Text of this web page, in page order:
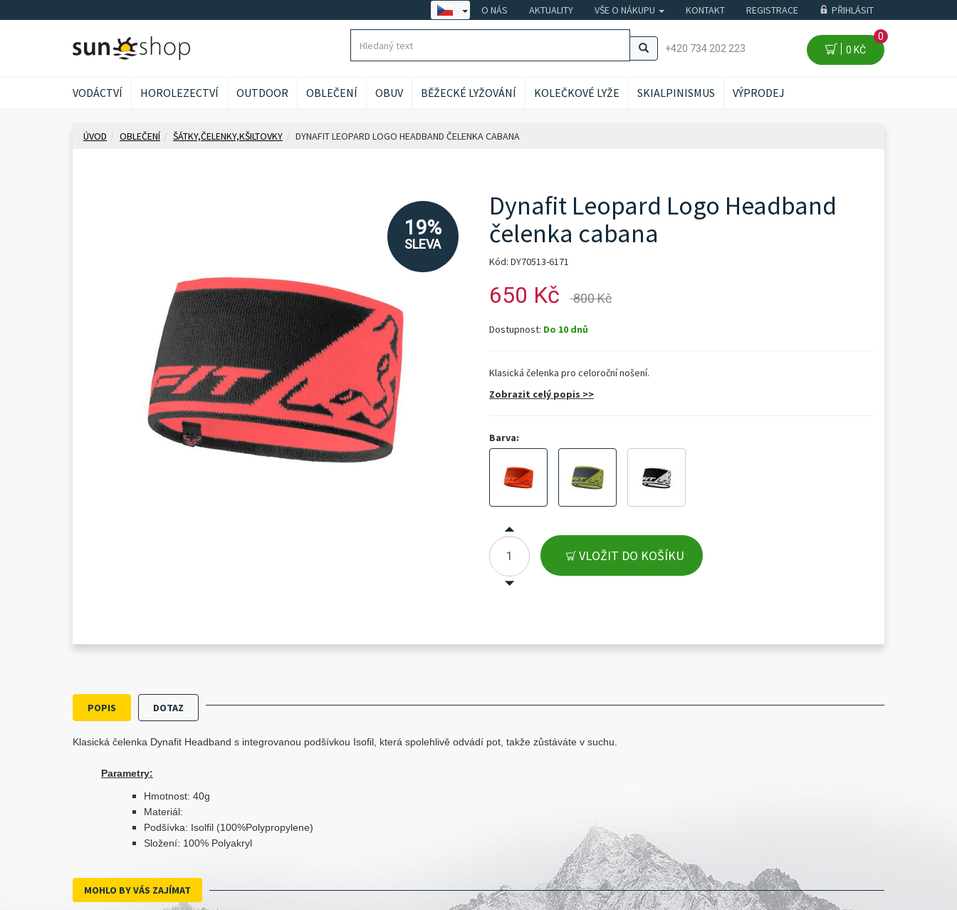
O NÁS AKTUALITY VŠE O NÁKUPU KONTAKT REGISTRACE PŘIHLÁSIT
+420 734 202 223 0 KČ
0
VODÁCTVÍ HOROLEZECTVÍ OUTDOOR OBLEČENÍ OBUV BĚŽECKÉ LYŽOVÁNÍ KOLEČKOVÉ LYŽE SKIALPINISMUS VÝPRODEJ
ÚVOD OBLEČENÍ ŠÁTKY,ČELENKY,KŠILTOVKY DYNAFIT LEOPARD LOGO HEADBAND ČELENKA CABANA
19%
SLEVA
Dynafit Leopard Logo Headband
čelenka cabana
Kód: DY70513-6171
650 Kč 800 Kč
Dostupnost: Do 10 dnů
Klasická čelenka pro celoroční nošení.
Zobrazit celý popis >>
Barva:
VLOŽIT DO KOŠÍKU
POPIS DOTAZ
Klasická čelenka Dynafit Headband s integrovanou podšívkou Isofil, která spolehlivě odvádí pot, takže zůstáváte v suchu.
Parametry:
Hmotnost: 40g
Materiál:
Podšívka: Isolfil (100%Polypropylene)
Složení: 100% Polyakryl
MOHLO BY VÁS ZAJÍMAT